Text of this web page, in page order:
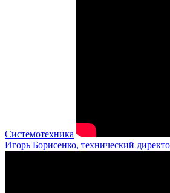
Системотехника
Игорь Борисенко, технический